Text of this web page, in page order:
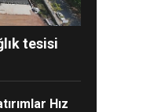
tesisi
Hız